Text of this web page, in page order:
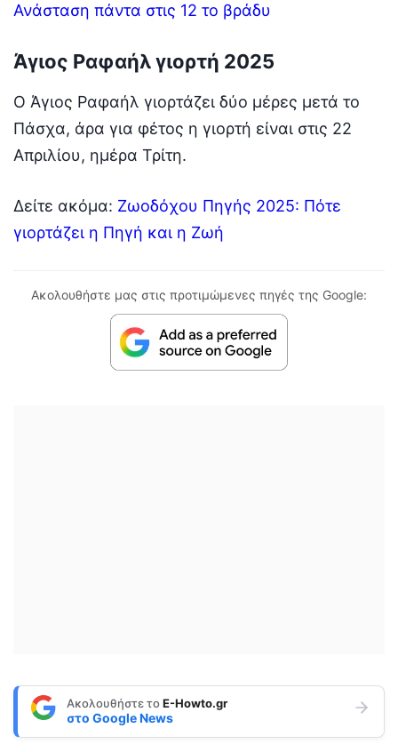
Ανάσταση πάντα στις 12 το βράδυ
Άγιος Ραφαήλ γιορτή 2025
Ο Άγιος Ραφαήλ γιορτάζει δύο μέρες μετά το
Πάσχα, άρα για φέτος η γιορτή είναι στις 22
Απριλίου, ημέρα Τρίτη.
Δείτε ακόμα: Ζωοδόχου Πηγής 2025: Πότε
γιορτάζει η Πηγή και η Ζωή
Ακολουθήστε μας στις προτιμώμενες πηγές της Google:
Ακολουθήστε τοE-Howto.gr
στο Google News